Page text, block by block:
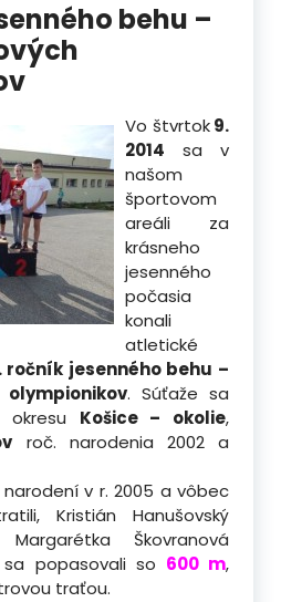
behu –
Vo štvrtok9.
2014 sa v
našom
športovom
areáli za
krásneho
jesenného
počasia
konali
atletické
ročník jesenného behu –
. Súťaže sa
okresu Košice – okolie,
roč. narodenia 2002 a
v r. 2005 a vôbec
Kristián Hanušovský
Škovranová
sa popasovali so 600 m,
traťou.